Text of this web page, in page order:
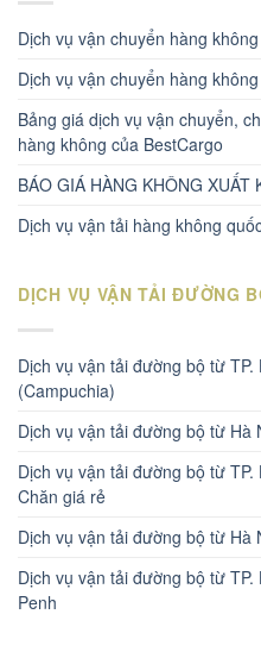
Dịch vụ vận chuyển hàng
Dịch vụ vận chuyển hàng
Bảng giá dịch vụ vận chuyển,
hàng không của BestCargo
BÁO GIÁ HÀNG KHÔNG XUẤT
Dịch vụ vận tải hàng không
DỊCH VỤ VẬN TẢI ĐƯỜNG
Dịch vụ vận tải đường bộ từ
(Campuchia)
Dịch vụ vận tải đường bộ từ Hà
Dịch vụ vận tải đường bộ từ
Chăn giá rẻ
Dịch vụ vận tải đường bộ từ Hà
Dịch vụ vận tải đường bộ từ
Penh